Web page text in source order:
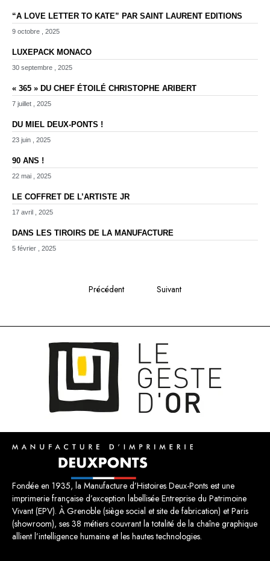
“A LOVE LETTER TO KATE” PAR SAINT LAURENT EDITIONS
9 octobre , 2025
LUXEPACK MONACO
30 septembre , 2025
« 365 » DU CHEF ÉTOILÉ CHRISTOPHE ARIBERT
7 juillet , 2025
DU MIEL DEUX-PONTS !
23 juin , 2025
90 ANS !
22 mai , 2025
LE COFFRET DE L’ARTISTE JR
17 avril , 2025
DANS LES TIROIRS DE LA MANUFACTURE
5 février , 2025
Précédent Suivant
Fondée en 1935, la Manufacture d’Histoires Deux-Ponts est une
imprimerie française d’exception labellisée Entreprise du Patrimoine
Vivant (EPV). À Grenoble (siège social et site de fabrication) et Paris
(showroom), ses 38 métiers couvrant la totalité de la chaîne graphique
allient l’intelligence humaine et les hautes technologies.